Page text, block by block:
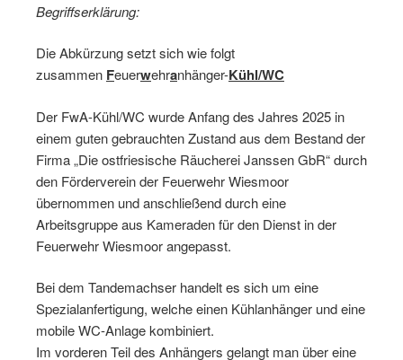
Begriffserklärung:
Die Abkürzung setzt sich wie folgt
zusammen Feuerwehranhänger-Kühl/WC
Der FwA-Kühl/WC wurde Anfang des Jahres 2025 in
einem guten gebrauchten Zustand aus dem Bestand der
Firma „Die ostfriesische Räucherei Janssen GbR“ durch
den Förderverein der Feuerwehr Wiesmoor
übernommen und anschließend durch eine
Arbeitsgruppe aus Kameraden für den Dienst in der
Feuerwehr Wiesmoor angepasst.
Bei dem Tandemachser handelt es sich um eine
Spezialanfertigung, welche einen Kühlanhänger und eine
mobile WC-Anlage kombiniert.
Im vorderen Teil des Anhängers gelangt man über eine